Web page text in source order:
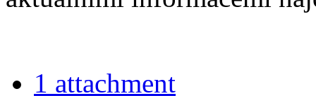
1 attachment